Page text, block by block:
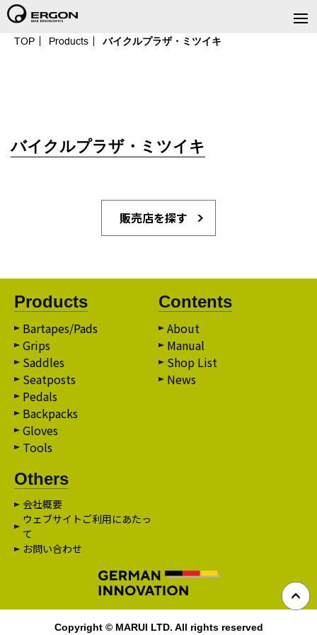
TOP Products バイクルプラザ・ミツイキ
バイクルプラザ・ミツイキ
販売店を探す
Products
Bartapes/Pads
Grips
Saddles
Seatposts
Pedals
Backpacks
Gloves
Tools
Contents
About
Manual
Shop List
News
Others
会社概要
ウェブサイトご利用にあたっ
て
お問い合わせ
Copyright © MARUI LTD. All rights reserved